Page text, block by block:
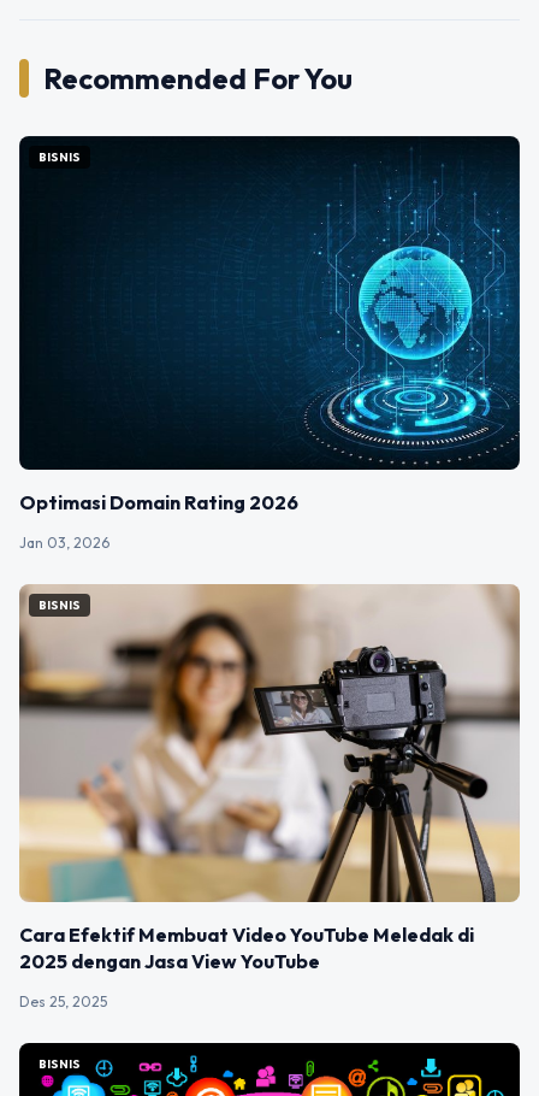
Recommended For You
BISNIS
Optimasi Domain Rating 2026
Jan 03, 2026
BISNIS
Cara Efektif Membuat Video YouTube Meledak di
2025 dengan Jasa View YouTube
Des 25, 2025
BISNIS